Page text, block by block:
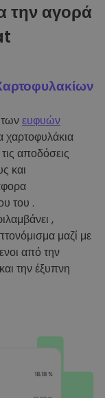
την αγορά
ευφυών
χαρτοφυλάκια
αποδόσεις
και
του .
,
μαζί με
από την
την έξυπνη